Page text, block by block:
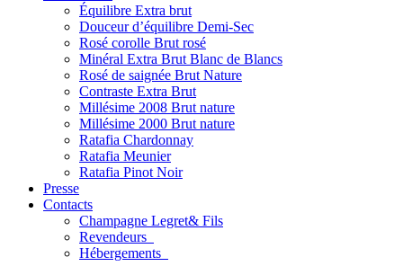
Équilibre Extra brut
Douceur d’équilibre Demi-Sec
Rosé corolle Brut rosé
Minéral Extra Brut Blanc de Blancs
Rosé de saignée Brut Nature
Contraste Extra Brut
Millésime 2008 Brut nature
Millésime 2000 Brut nature
Ratafia Chardonnay
Ratafia Meunier
Ratafia Pinot Noir
Presse
Contacts
Champagne Legret& Fils
Revendeurs
Hébergements